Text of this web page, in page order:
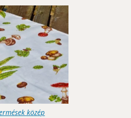
közép